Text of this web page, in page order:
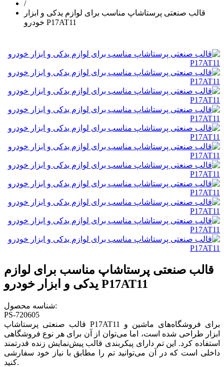
/
قالب صنعتی پرستاشاپ مناسب برای لوازم یدکی و ابزار
خودرو P17AT11
قالب صنعتی پرستاشاپ مناسب برای لوازم
یدکی و ابزار خودرو P17AT11
شناسه محصول:
PS-720605
قالب صنعتی پرستاشاپ P17AT11 برای فروشگاه‌های ماشین و
ابزار طراحی شده است، اما می‌توان از آن برای هر نوع فروشگاهی
استفاده کرد. این تم دارای پیکربندی قالب پیش‌نمایش زنده قدرتمند
داخلی است که در آن می‌توانید تم را مطابق با نیاز خود سفارشی
کنید.